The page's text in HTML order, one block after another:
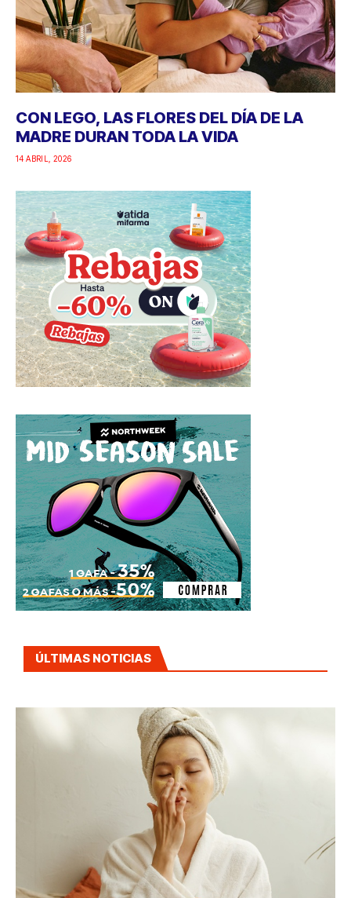
CON LEGO, LAS FLORES DEL DÍA DE LA
MADRE DURAN TODA LA VIDA
14 ABRIL, 2026
ÚLTIMAS NOTICIAS